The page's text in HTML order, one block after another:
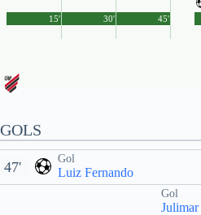
45'
15' 30'
GOLS
Gol
Luiz Fernando
47'
Gol
Julimar